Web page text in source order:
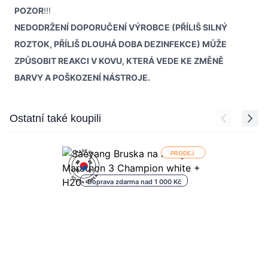
POZOR!!!
NEDODRŽENÍ DOPORUČENÍ VÝROBCE (PŘÍLIŠ SILNÝ
ROZTOK, PŘÍLIŠ DLOUHÁ DOBA DEZINFEKCE) MŮŽE
ZPŮSOBIT REAKCI V KOVU, KTERÁ VEDE KE ZMĚNĚ
BARVY A POŠKOZENÍ NÁSTROJE.
Press to skip carousel
Ostatní také koupili
PRODEJ
Doprava zdarma nad 1 000 Kč